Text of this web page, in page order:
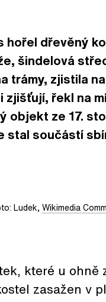
dřevěný
šindelová
trámy, zjistila
zjišťují, řekl na
objekt ze 17.
součástí
Ludek, Wikimedia
které u ohně
zasažen v